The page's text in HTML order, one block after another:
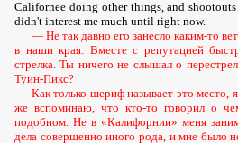
Californee doing other things, and
didn't interest me much until right now.
— Не так давно его занесло каким-то
в наши края. Вместе с репутацией
стрелка. Ты ничего не слышал о
Туин-Пикс?
Как только шериф называет это место,
же вспоминаю, что кто-то говорил о
подобном. Не в «Калифорнии» меня
дела совершенно иного рода, и мне было